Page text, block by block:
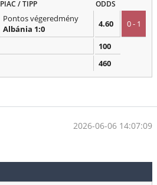
PIAC / TIPP ODDS
Pontos végeredmény
Albánia 1:0
4.60 0 - 1
100
460
2026-06-06 14:07:09